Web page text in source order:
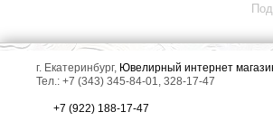
г. Екатеринбург, Ювелирный интернет
Тел.: +7 (343) 345-84-01, 328-17-47
+7 (922) 188-17-47